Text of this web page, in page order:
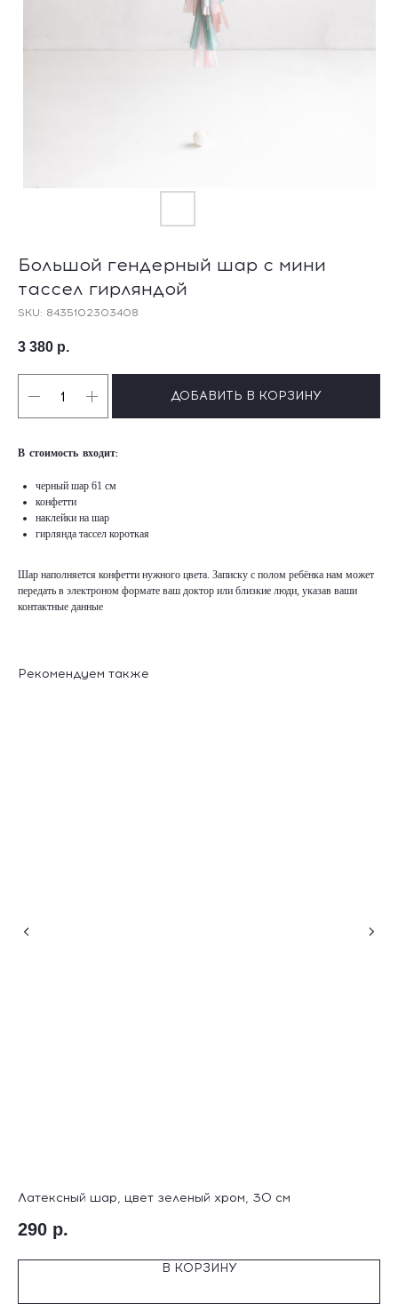
Большой гендерный шар с мини
тассел гирляндой
SKU: 8435102303408
3 380 р.
ДОБАВИТЬ В КОРЗИНУ
В стоимость входит:
черный шар 61 см
конфетти
наклейки на шар
гирлянда тассел короткая
Шар наполняется конфетти нужного цвета. Записку с полом ребёнка нам может
передать в электроном формате ваш доктор или близкие люди, указав ваши
контактные данные
Рекомендуем также
Латексный шар, цвет зеленый хром, 30 см
290 р.
В КОРЗИНУ